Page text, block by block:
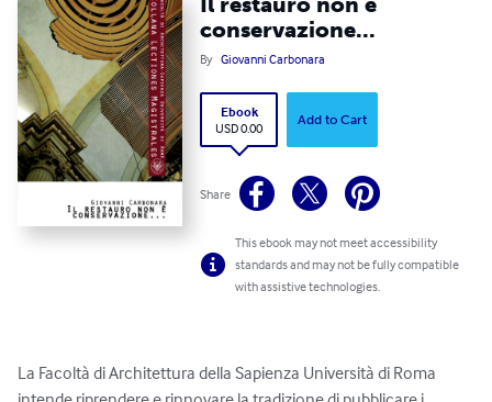
conservazione...
By Giovanni Carbonara
Ebook
USD 0.00
Add to Cart
Share
This ebook may not meet accessibility
standards and may not be fully compatible
with assistive technologies.
La Facoltà di Architettura della Sapienza Università di Roma